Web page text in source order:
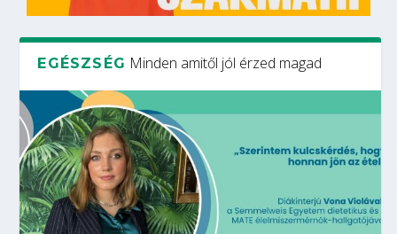
EGÉSZSÉG Minden amitől jól érzed magad